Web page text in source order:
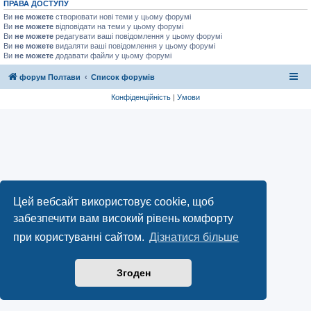
Цей вебсайт використовує cookie, щоб
забезпечити вам високий рівень комфорту
при користуванні сайтом. Дізнатися більше
Згоден
ПРАВА ДОСТУПУ
Ви не можете створювати нові теми у цьому форумі
Ви не можете відповідати на теми у цьому форумі
Ви не можете редагувати ваші повідомлення у цьому форумі
Ви не можете видаляти ваші повідомлення у цьому форумі
Ви не можете додавати файли у цьому форумі
форум Полтави Список форумів
Конфіденційність | Умови